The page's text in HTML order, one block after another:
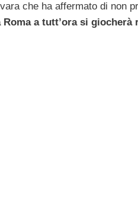
che ha affermato di non
a tutt’ora si giocherà